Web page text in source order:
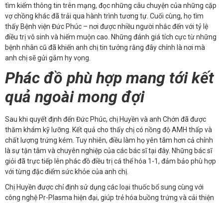
tìm kiếm thông tin trên mạng, đọc những câu chuyện của những cặp
vợ chồng khác đã trải qua hành trình tương tự. Cuối cùng, họ tìm
thấy Bệnh viện Đức Phúc – nơi được nhiều người nhắc đến với tỷ lệ
điều trị vô sinh và hiếm muộn cao. Những đánh giá tích cực từ những
bệnh nhân cũ đã khiến anh chị tin tưởng rằng đây chính là nơi mà
anh chị sẽ gửi gắm hy vọng.
Phác đồ phù hợp mang tới kết
quả ngoài mong đợi
Sau khi quyết định đến Đức Phúc, chị Huyền và anh Chớn đã được
thăm khám kỹ lưỡng. Kết quả cho thấy chị có nồng độ AMH thấp và
chất lượng trứng kém. Tuy nhiên, điều làm họ yên tâm hơn cả chính
là sự tận tâm và chuyên nghiệp của các bác sĩ tại đây. Những bác sĩ
giỏi đã trực tiếp lên phác đồ điều trị cá thể hóa 1-1, đảm bảo phù hợp
với từng đặc điểm sức khỏe của anh chị.
Chị Huyền được chỉ định sử dụng các loại thuốc bổ sung cùng với
công nghệ Pr-Plasma hiện đại, giúp trẻ hóa buồng trứng và cải thiện